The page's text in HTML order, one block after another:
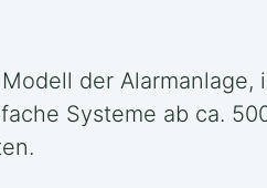
der
Systeme ab ca.